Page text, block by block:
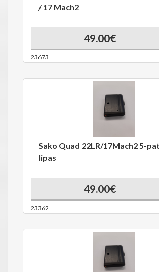
/ 17 Mach2
49.00€
23673
Sako Quad 22LR/17Mach2 5-
lipas
49.00€
23362